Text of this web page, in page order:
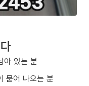
아 있는 분
묻어 나오는 분